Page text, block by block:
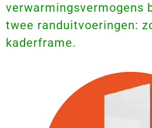
verwarmingsvermogens
twee randuitvoeringen:
kaderframe.